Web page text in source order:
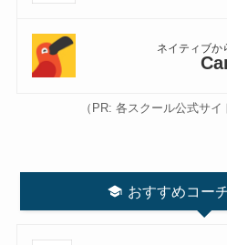
ネイティブか
（PR: 各スクール公式サイ
おすすめコー